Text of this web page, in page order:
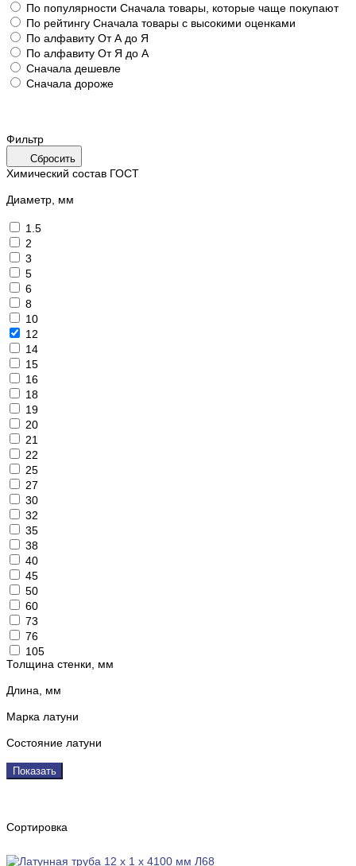
По популярности Сначала товары, которые чаще покупают
По рейтингу Сначала товары с высокими оценками
По алфавиту От А до Я
По алфавиту От Я до А
Сначала дешевле
Сначала дороже
Фильтр
Сбросить
Химический состав ГОСТ
Диаметр, мм
1.5
2
3
5
6
8
10
12
14
15
16
18
19
20
21
22
25
27
30
32
35
38
40
45
50
60
73
76
105
Толщина стенки, мм
Длина, мм
Марка латуни
Состояние латуни
Показать
Сортировка